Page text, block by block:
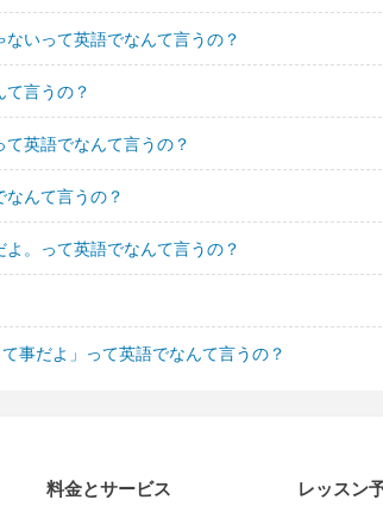
いって英語でなんて言うの？
言うの？
英語でなんて言うの？
んて言うの？
。って英語でなんて言うの？
事だよ」って英語でなんて言うの？
料金とサービス レッスン